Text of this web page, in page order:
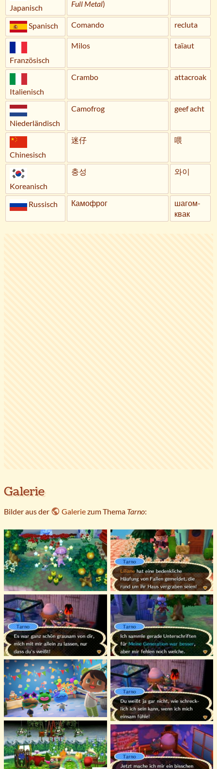
Japanisch Full Metal)
Spanisch Comando recluta
Französisch
Milos taïaut
Italienisch
Crambo attacroak
Niederländisch
Camofrog geef acht
Chinesisch
迷仔 喂
Koreanisch
충성 와이
Russisch Камофрог
шагом-
квак
Galerie
Bilder aus der Galeriezum Thema Tarno: